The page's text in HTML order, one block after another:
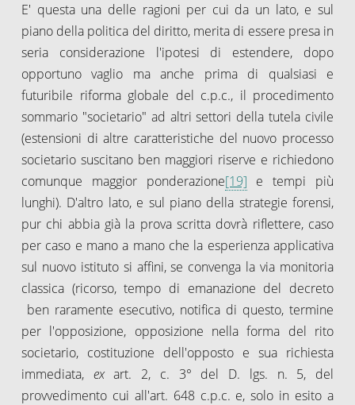
E' questa una delle ragioni per cui da un lato, e sul
piano della politica del diritto, merita di essere presa in
seria considerazione l'ipotesi di estendere, dopo
opportuno vaglio ma anche prima di qualsiasi e
futuribile riforma globale del c.p.c., il procedimento
sommario "societario" ad altri settori della tutela civile
(estensioni di altre caratteristiche del nuovo processo
societario suscitano ben maggiori riserve e richiedono
comunque maggior ponderazione[19] e tempi più
lunghi). D'altro lato, e sul piano della strategie forensi,
pur chi abbia già la prova scritta dovrà riflettere, caso
per caso e mano a mano che la esperienza applicativa
sul nuovo istituto si affini, se convenga la via monitoria
classica (ricorso, tempo di emanazione del decreto
ben raramente esecutivo, notifica di questo, termine
per l'opposizione, opposizione nella forma del rito
societario, costituzione dell'opposto e sua richiesta
immediata, exart. 2, c. 3° del D. lgs. n. 5, del
provvedimento cui all'art. 648 c.p.c. e, solo in esito a